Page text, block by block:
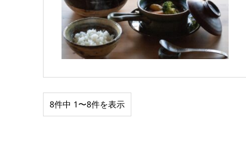
8件中 1〜8件を表示